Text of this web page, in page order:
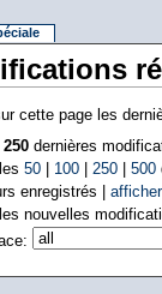
cette page les
250dernières
50| 100| 250| 500
enregistrés | afficher
nouvelles